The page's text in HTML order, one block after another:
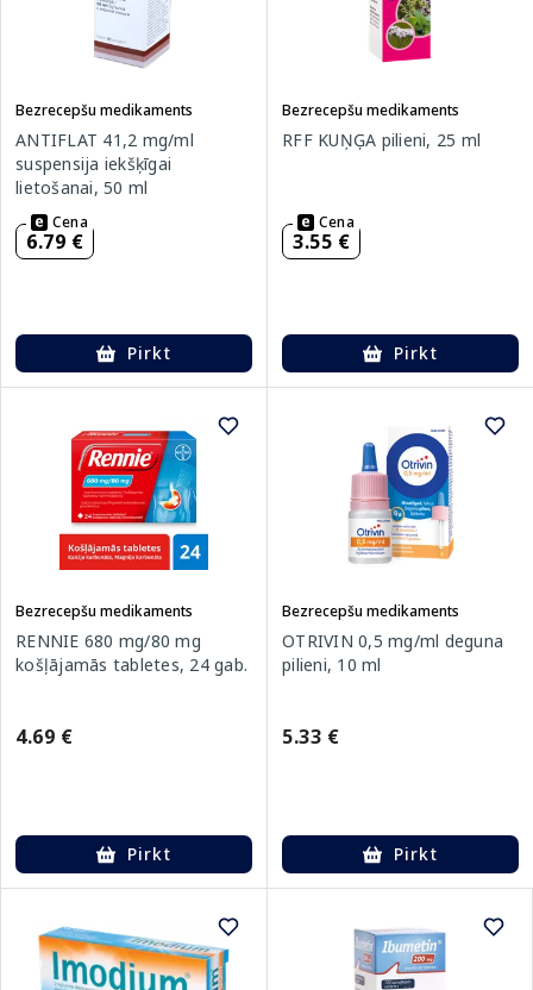
Bezrecepšu medikaments
ANTIFLAT 41,2 mg/ml
suspensija iekšķīgai
lietošanai, 50 ml
Cena
6.79 €
Pirkt
Bezrecepšu medikaments
RFF KUŅĢA pilieni, 25 ml
Cena
3.55 €
Pirkt
Bezrecepšu medikaments
RENNIE 680 mg/80 mg
košļājamās tabletes, 24 gab.
4.69 €
Pirkt
Bezrecepšu medikaments
OTRIVIN 0,5 mg/ml deguna
pilieni, 10 ml
5.33 €
Pirkt